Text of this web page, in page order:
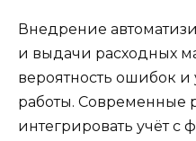
Внедрение
и выдачи расходных
вероятность ошибок и
работы. Современные
интегрировать учёт с